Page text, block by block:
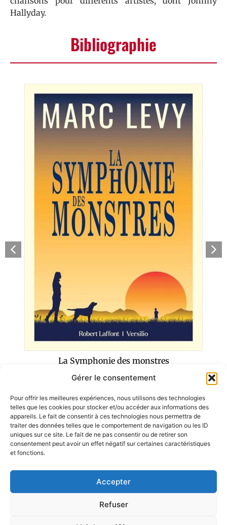
Gérer le consentement
Pour offrir les meilleures expériences, nous utilisons des technologies
telles que les cookies pour stocker et/ou accéder aux informations des
appareils. Le fait de consentir à ces technologies nous permettra de
traiter des données telles que le comportement de navigation ou les ID
uniques sur ce site. Le fait de ne pas consentir ou de retirer son
consentement peut avoir un effet négatif sur certaines caractéristiques
et fonctions.
Accepter
Refuser
Hallyday.
Bibliographie
NOA
RETOUR À LA LISTE DES AUTEURS
AUTEURS LIVRES À PROPOS
Politique de confidentialités